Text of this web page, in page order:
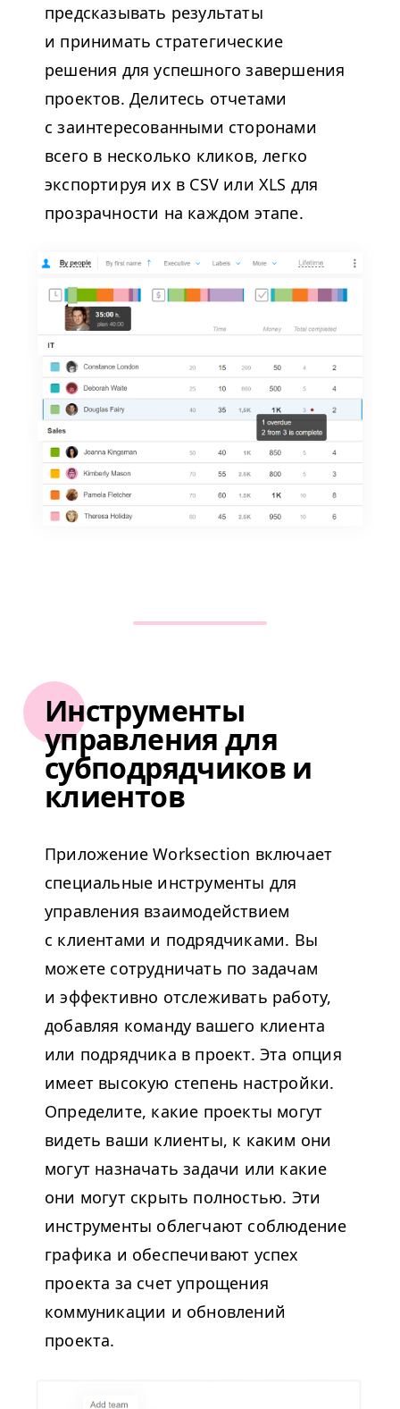
предсказывать результаты
и принимать стратегические
решения для успешного завершения
проектов. Делитесь отчетами
с заинтересованными сторонами
всего в несколько кликов, легко
экспортируя их в CSV илиXLS для
прозрачности на каждом этапе.
Инструменты
управления для
субподрядчиков и
клиентов
Приложение Work­sec­tion включает
специальные инструменты для
управления взаимодействием
с клиентами и подрядчиками. Вы
можете сотрудничать по задачам
и эффективно отслеживать работу,
добавляя команду вашего клиента
или подрядчика в проект. Эта опция
имеет высокую степень настройки.
Определите, какие проекты могут
видеть ваши клиенты, к каким они
могут назначать задачи или какие
они могут скрыть полностью. Эти
инструменты облегчают соблюдение
графика и обеспечивают успех
проекта за счет упрощения
коммуникации и обновлений
проекта.